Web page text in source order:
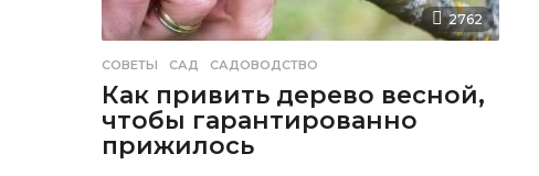
2762
СОВЕТЫ САД ,САДОВОДСТВО
Как привить дерево весной,
чтобы гарантированно
прижилось